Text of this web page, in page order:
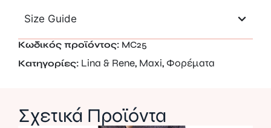
Size Guide
Κωδικός προϊόντος: MC25
Κατηγορίες: Lina & Rene, Maxi, Φορέματα
Σχετικά Προϊόντα